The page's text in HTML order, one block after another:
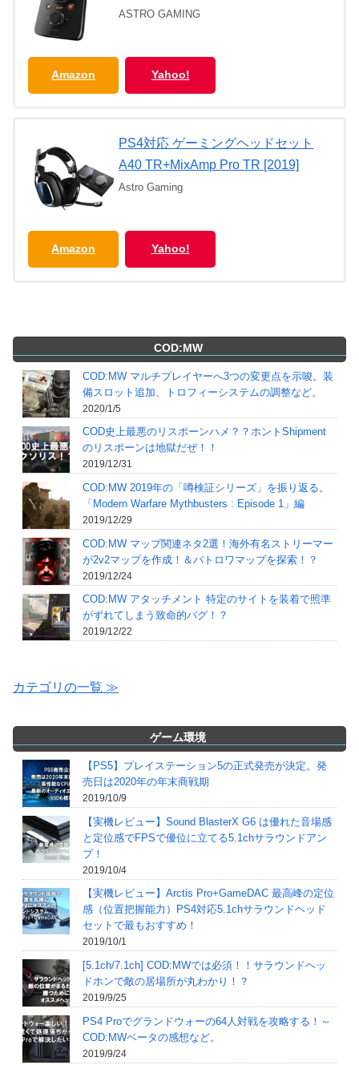
ASTRO GAMING
Amazon Yahoo!
PS4対応 ゲーミングヘッドセット
A40 TR+MixAmp Pro TR [2019]
Astro Gaming
Amazon Yahoo!
COD:MW
COD:MW マルチプレイヤーへ3つの変更点を示唆。装
備スロット追加、トロフィーシステムの調整など。
2020/1/5
COD史上最悪のリスポーンハメ？？ホントShipment
のリスポーンは地獄だぜ！！
2019/12/31
COD:MW 2019年の「噂検証シリーズ」を振り返る。
「Modern Warfare Mythbusters : Episode 1」編
2019/12/29
COD:MW マップ関連ネタ2選！海外有名ストリーマー
が2v2マップを作成！＆バトロワマップを探索！？
2019/12/24
COD:MW アタッチメント 特定のサイトを装着で照準
がずれてしまう致命的バグ！？
2019/12/22
カテゴリの一覧 ≫
ゲーム環境
【PS5】プレイステーション5の正式発売が決定。発
売日は2020年の年末商戦期
2019/10/9
【実機レビュー】Sound BlasterX G6 は優れた音場感
と定位感でFPSで優位に立てる5.1chサラウンドアン
プ！
2019/10/4
【実機レビュー】Arctis Pro+GameDAC 最高峰の定位
感（位置把握能力）PS4対応5.1chサラウンドヘッド
セットで最もおすすめ！
2019/10/1
[5.1ch/7.1ch] COD:MWでは必須！！サラウンドヘッ
ドホンで敵の居場所が丸わかり！？
2019/9/25
PS4 Proでグランドウォーの64人対戦を攻略する！～
COD:MWベータの感想など。
2019/9/24